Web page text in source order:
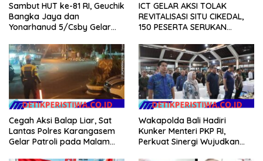
Sambut HUT ke-81 RI, Geuchik
Bangka Jaya dan
Yonarhanud 5/Csby Gelar
Gerakan Indonesia Asri
ICT GELAR AKSI TOLAK
REVITALISASI SITU CIKEDAL,
150 PESERTA SERUKAN
Cegah Aksi Balap Liar, Sat
Lantas Polres Karangasem
Gelar Patroli pada Malam
Wakapolda Bali Hadiri
Kunker Menteri PKP RI,
Perkuat Sinergi Wujudkan